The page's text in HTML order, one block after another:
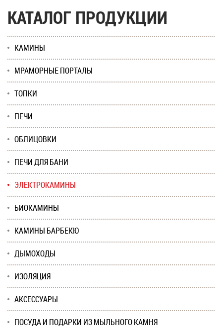
КАТАЛОГ ПРОДУКЦИИ
КАМИНЫ
МРАМОРНЫЕ ПОРТАЛЫ
ТОПКИ
ПЕЧИ
ОБЛИЦОВКИ
ПЕЧИ ДЛЯ БАНИ
ЭЛЕКТРОКАМИНЫ
БИОКАМИНЫ
КАМИНЫ БАРБЕКЮ
ДЫМОХОДЫ
ИЗОЛЯЦИЯ
АКСЕССУАРЫ
ПОСУДА И ПОДАРКИ ИЗ МЫЛЬНОГО КАМНЯ